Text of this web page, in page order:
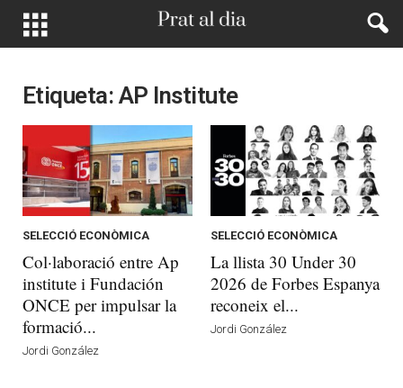
Etiqueta: AP Institute
SELECCIÓ ECONÒMICA
Col·laboració entre Ap
institute i Fundación
ONCE per impulsar la
formació...
Jordi González
SELECCIÓ ECONÒMICA
La llista 30 Under 30
2026 de Forbes Espanya
reconeix el...
Jordi González